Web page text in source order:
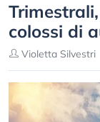
colossi di
Violetta Silvestri